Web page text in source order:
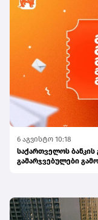
6 აგვისტო 10:18
საქართველოს ბანკის
გამარჯვებულები